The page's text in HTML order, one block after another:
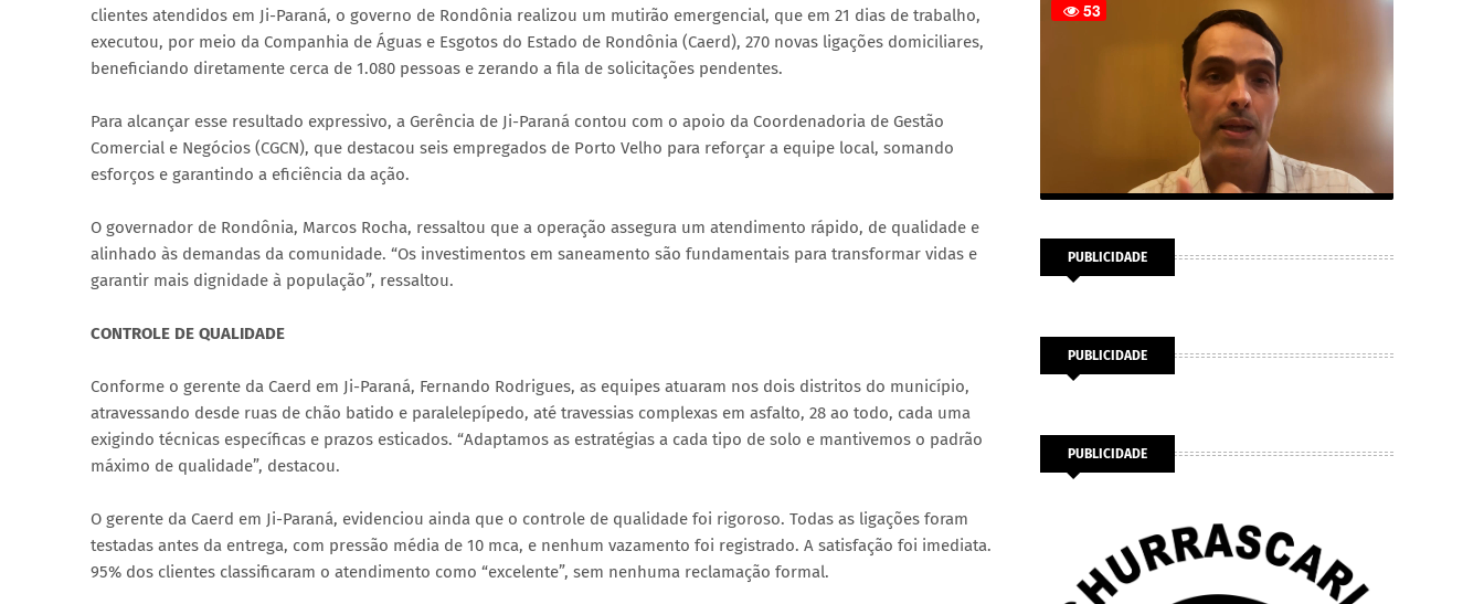
clientes atendidos em Ji-Paraná, o governo de Rondônia realizou um mutirão emergencial, que em 21 dias de trabalho,
executou, por meio da Companhia de Águas e Esgotos do Estado de Rondônia (Caerd), 270 novas ligações domiciliares,
beneficiando diretamente cerca de 1.080 pessoas e zerando a fila de solicitações pendentes.
Para alcançar esse resultado expressivo, a Gerência de Ji-Paraná contou com o apoio da Coordenadoria de Gestão
Comercial e Negócios (CGCN), que destacou seis empregados de Porto Velho para reforçar a equipe local, somando
esforços e garantindo a eficiência da ação.
O governador de Rondônia, Marcos Rocha, ressaltou que a operação assegura um atendimento rápido, de qualidade e
alinhado às demandas da comunidade. “Os investimentos em saneamento são fundamentais para transformar vidas e
garantir mais dignidade à população”, ressaltou.
CONTROLE DE QUALIDADE
Conforme o gerente da Caerd em Ji-Paraná, Fernando Rodrigues, as equipes atuaram nos dois distritos do município,
atravessando desde ruas de chão batido e paralelepípedo, até travessias complexas em asfalto, 28 ao todo, cada uma
exigindo técnicas específicas e prazos esticados. “Adaptamos as estratégias a cada tipo de solo e mantivemos o padrão
máximo de qualidade”, destacou.
O gerente da Caerd em Ji-Paraná, evidenciou ainda que o controle de qualidade foi rigoroso. Todas as ligações foram
testadas antes da entrega, com pressão média de 10 mca, e nenhum vazamento foi registrado. A satisfação foi imediata.
95% dos clientes classificaram o atendimento como “excelente”, sem nenhuma reclamação formal.
PUBLICIDADE
PUBLICIDADE
PUBLICIDADE